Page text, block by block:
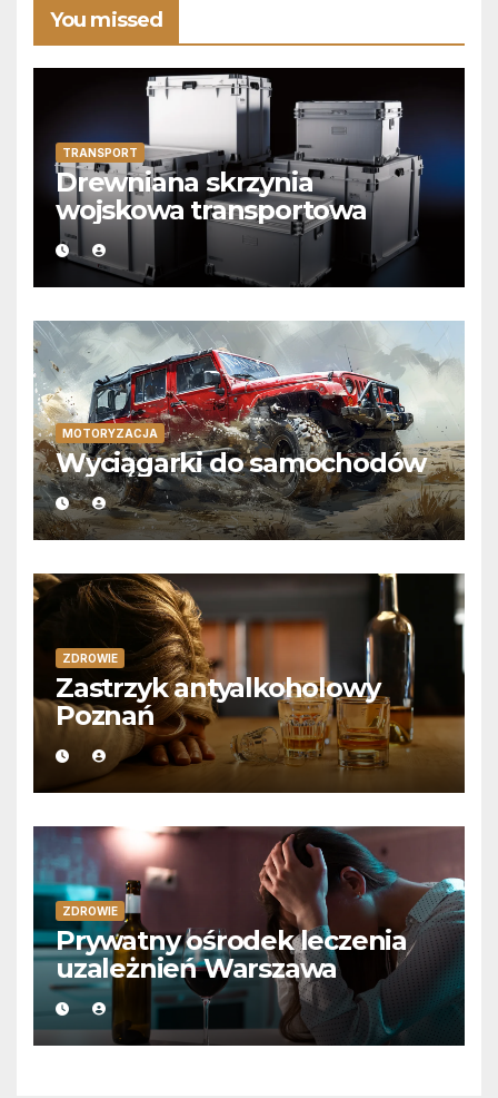
You missed
TRANSPORT
Drewniana skrzynia
wojskowa transportowa
MOTORYZACJA
Wyciągarki do samochodów
ZDROWIE
Zastrzyk antyalkoholowy
Poznań
ZDROWIE
Prywatny ośrodek leczenia
uzależnień Warszawa